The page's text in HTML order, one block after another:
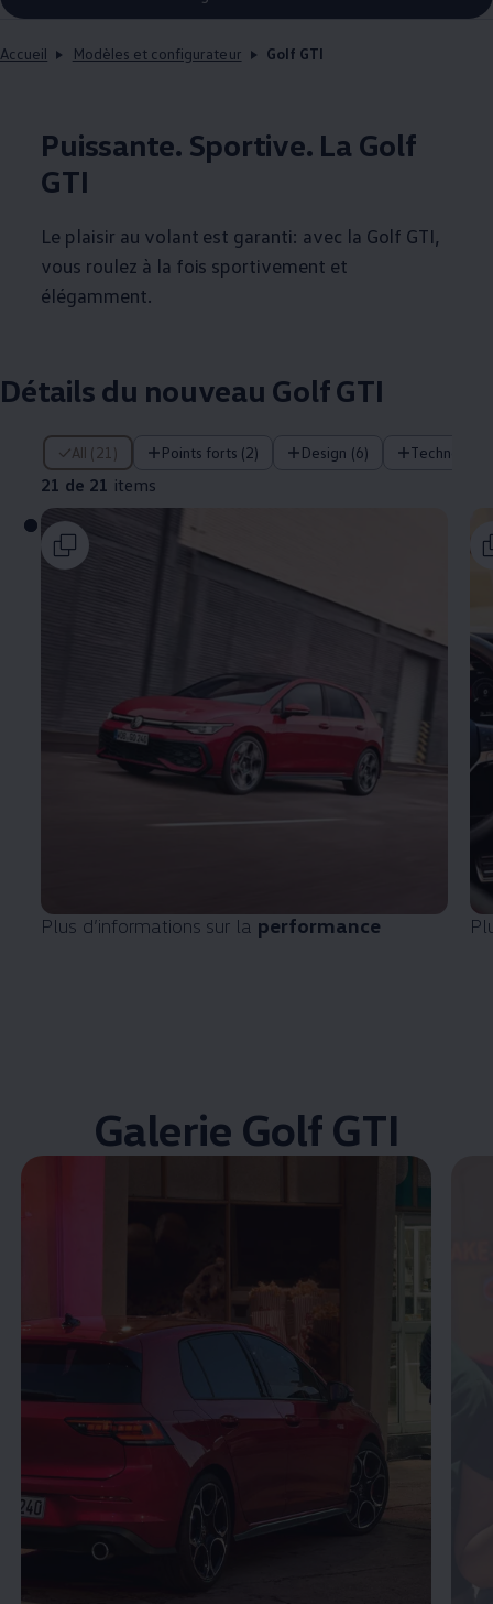
Accueil Modèles et configurateur Golf GTI
Puissante. Sportive. La Golf
GTI
Le plaisir au volant est garanti: avec la Golf GTI,
vous roulez à la fois sportivement et
élégamment.
Détails du nouveau Golf GTI
All (21) Points forts (2) Design (6)
21 de 21 items
21 de 21 items
Plus d’informations sur la performance
Galerie Golf GTI
Enable fullscreen mode